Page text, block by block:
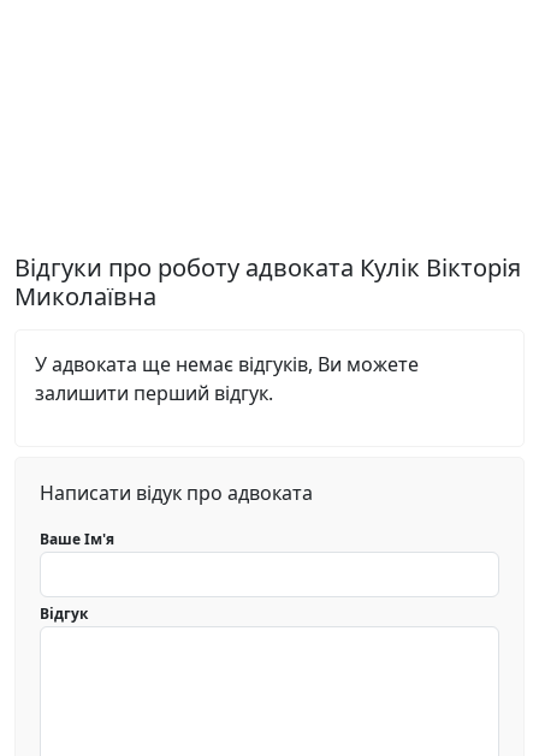
Відгуки про роботу адвоката Кулік Вікторія
Миколаївна
У адвоката ще немає відгуків, Ви можете
залишити перший відгук.
Написати відук про адвоката
Ваше Ім'я
Відгук